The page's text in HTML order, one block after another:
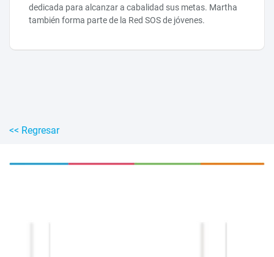
dedicada para alcanzar a cabalidad sus metas. Martha
también forma parte de la Red SOS de jóvenes.
<< Regresar